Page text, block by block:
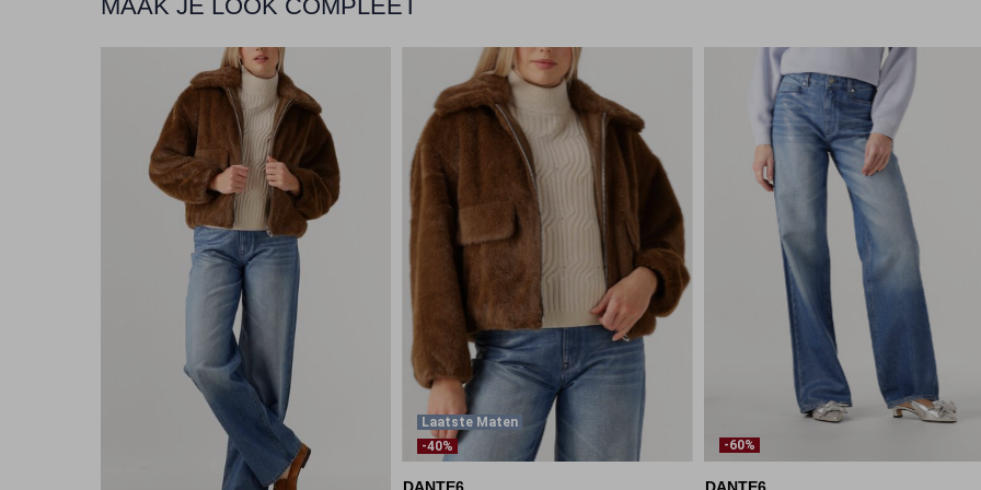
MAAK JE LOOK COMPLEET
Laatste Maten
-40%
-60%